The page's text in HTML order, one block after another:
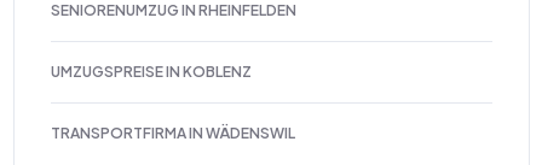
SENIORENUMZUG IN RHEINFELDEN
UMZUGSPREISE IN KOBLENZ
TRANSPORTFIRMA IN WÄDENSWIL